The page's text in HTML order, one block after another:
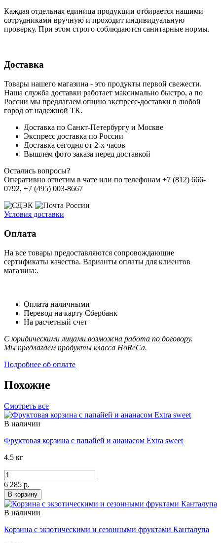
Каждая отдельная единица продукции отбирается нашими
сотрудниками вручную и проходит индивидуальную
проверку. При этом строго соблюдаются санитарные нормы.
Доставка
Товары нашего магазина - это продукты первой свежести.
Наша служба доставки работает максимально быстро, а по
России мы предлагаем опцию экспресс-доставки в любой
город от надежной ТК.
Доставка по Санкт-Петербургу и Москве
Экспресс доставка по России
Доставка сегодня от 2-х часов
Вышлем фото заказа перед доставкой
Остались вопросы?
Оперативно ответим в чате или по телефонам +7 (812) 666-
0792, +7 (495) 003-8667
Условия доставки
Оплата
На все товары предоставляются сопровождающие
сертификаты качества. Варианты оплаты для клиентов
магазина:.
Оплата наличными
Перевод на карту Сбербанк
На расчетный счет
С юридическими лицами возможна работа по договору.
Мы предлагаем продукты класса HoReCa.
Подробнее об оплате
Похожие
Смотреть все
В наличии
Фруктовая корзина с папайей и ананасом Extra sweet
4.5 кг
6 285 р.
В корзину
В наличии
Корзина с экзотическими и сезонными фруктами Канталупа